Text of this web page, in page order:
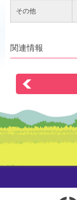
その他
関連情報